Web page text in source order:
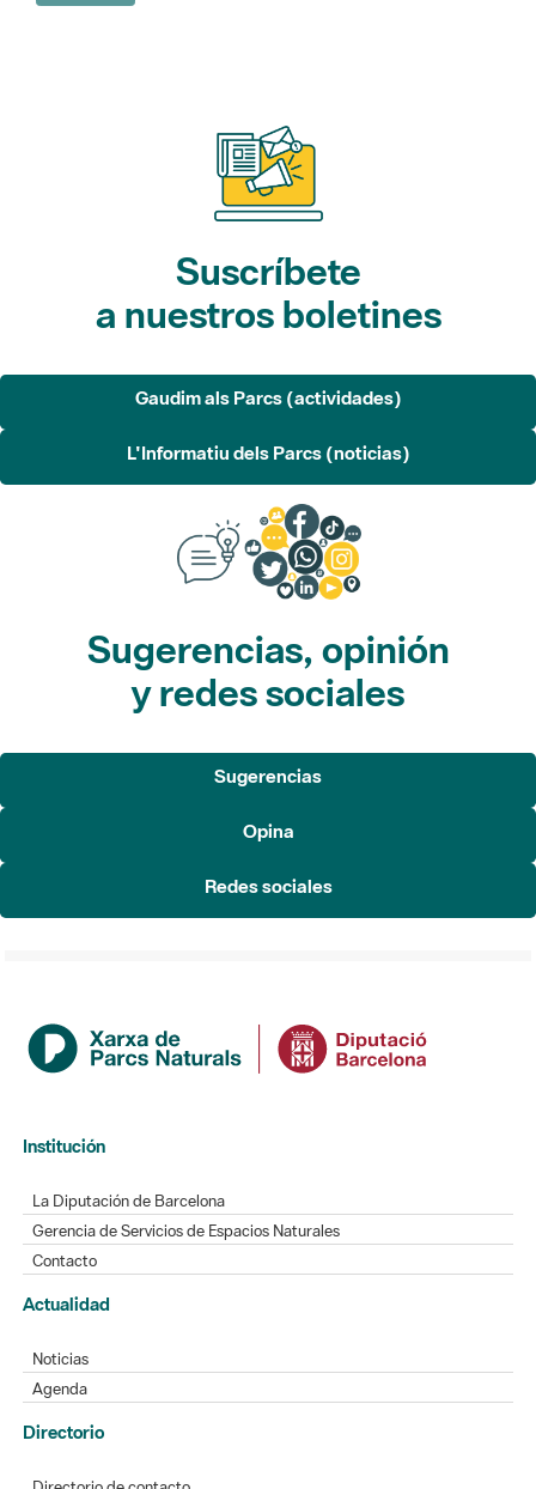
Suscríbete
a nuestros boletines
Gaudim als Parcs (actividades)
L'Informatiu dels Parcs (noticias)
Sugerencias, opinión
y redes sociales
Sugerencias
Opina
Redes sociales
Institución
La Diputación de Barcelona
Gerencia de Servicios de Espacios Naturales
Contacto
Actualidad
Noticias
Agenda
Directorio